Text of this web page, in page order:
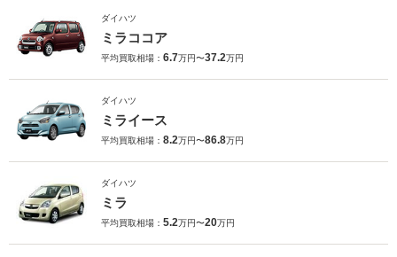
ダイハツ
ミラココア
平均買取相場： 6.7万円〜37.2万円
ダイハツ
ミライース
平均買取相場： 8.2万円〜86.8万円
ダイハツ
ミラ
平均買取相場： 5.2万円〜20万円